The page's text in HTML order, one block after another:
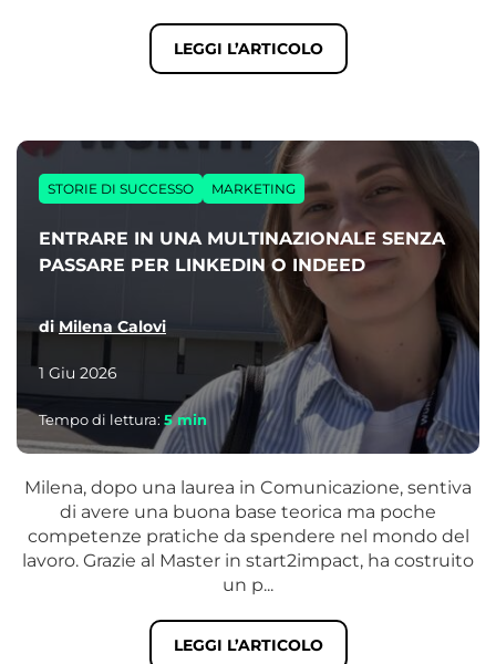
LEGGI L’ARTICOLO
STORIE DI SUCCESSO MARKETING
ENTRARE IN UNA MULTINAZIONALE SENZA
PASSARE PER LINKEDIN O INDEED
di Milena Calovi
1 Giu 2026
Tempo di lettura: 5min
Milena, dopo una laurea in Comunicazione, sentiva
di avere una buona base teorica ma poche
competenze pratiche da spendere nel mondo del
lavoro. Grazie al Master in start2impact, ha costruito
un p...
LEGGI L’ARTICOLO